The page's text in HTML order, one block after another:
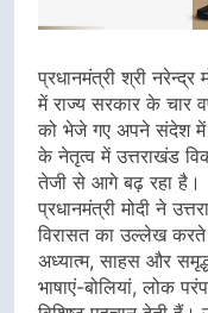
प्रधानमंत्री श्री
में राज्य सरकार के चार
को भेजे गए अपने संदेश में
के नेतृत्व में उत्तराखंड
तेजी से आगे बढ़ रहा है।
प्रधानमंत्री मोदी ने
विरासत का उल्लेख
अध्यात्म, साहस और
भाषाएं-बोलियां, लोक